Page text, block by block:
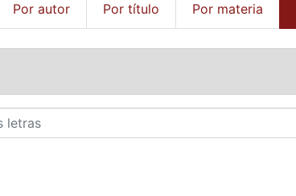
Por autor Por título Por materia